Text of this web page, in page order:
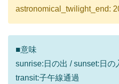
astronomical_twilight_end:
■意味
sunrise:日の出 / sunset:日の
transit:子午線通過